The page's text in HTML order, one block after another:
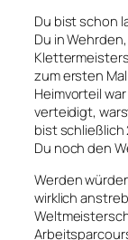
Du bist schon
Du in
zum ersten
Heimvorteil
verteidigt,
bist
Du noch den
Werden
wirklich